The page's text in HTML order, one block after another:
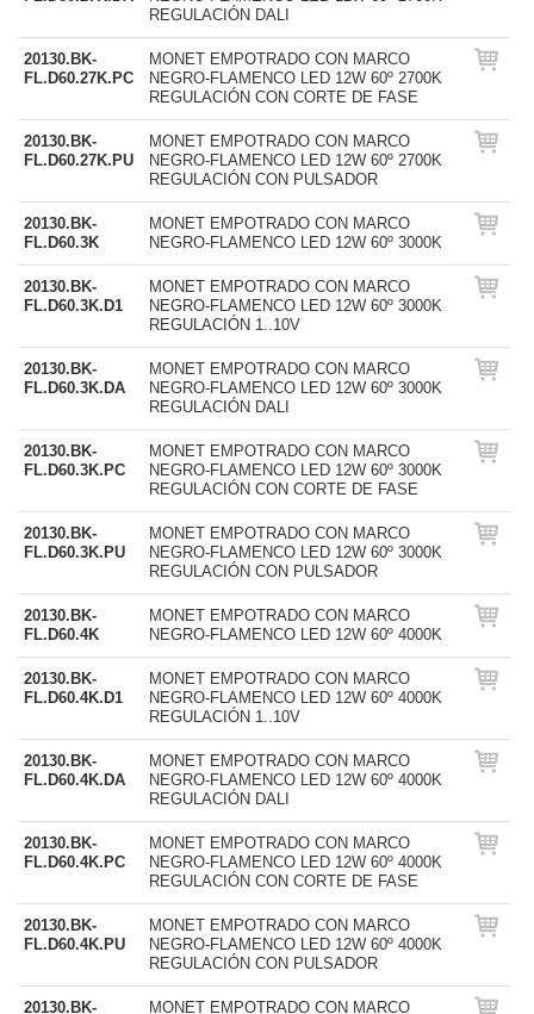
REGULACIÓN DALI
20130.BK-
FL.D60.27K.PC
MONET EMPOTRADO CON MARCO
NEGRO-FLAMENCO LED 12W 60º 2700K
REGULACIÓN CON CORTE DE FASE
20130.BK-
FL.D60.27K.PU
MONET EMPOTRADO CON MARCO
NEGRO-FLAMENCO LED 12W 60º 2700K
REGULACIÓN CON PULSADOR
20130.BK-
FL.D60.3K
MONET EMPOTRADO CON MARCO
NEGRO-FLAMENCO LED 12W 60º 3000K
20130.BK-
FL.D60.3K.D1
MONET EMPOTRADO CON MARCO
NEGRO-FLAMENCO LED 12W 60º 3000K
REGULACIÓN 1..10V
20130.BK-
FL.D60.3K.DA
MONET EMPOTRADO CON MARCO
NEGRO-FLAMENCO LED 12W 60º 3000K
REGULACIÓN DALI
20130.BK-
FL.D60.3K.PC
MONET EMPOTRADO CON MARCO
NEGRO-FLAMENCO LED 12W 60º 3000K
REGULACIÓN CON CORTE DE FASE
20130.BK-
FL.D60.3K.PU
MONET EMPOTRADO CON MARCO
NEGRO-FLAMENCO LED 12W 60º 3000K
REGULACIÓN CON PULSADOR
20130.BK-
FL.D60.4K
MONET EMPOTRADO CON MARCO
NEGRO-FLAMENCO LED 12W 60º 4000K
20130.BK-
FL.D60.4K.D1
MONET EMPOTRADO CON MARCO
NEGRO-FLAMENCO LED 12W 60º 4000K
REGULACIÓN 1..10V
20130.BK-
FL.D60.4K.DA
MONET EMPOTRADO CON MARCO
NEGRO-FLAMENCO LED 12W 60º 4000K
REGULACIÓN DALI
20130.BK-
FL.D60.4K.PC
MONET EMPOTRADO CON MARCO
NEGRO-FLAMENCO LED 12W 60º 4000K
REGULACIÓN CON CORTE DE FASE
20130.BK-
FL.D60.4K.PU
MONET EMPOTRADO CON MARCO
NEGRO-FLAMENCO LED 12W 60º 4000K
REGULACIÓN CON PULSADOR
20130.BK-
MONET EMPOTRADO CON MARCO